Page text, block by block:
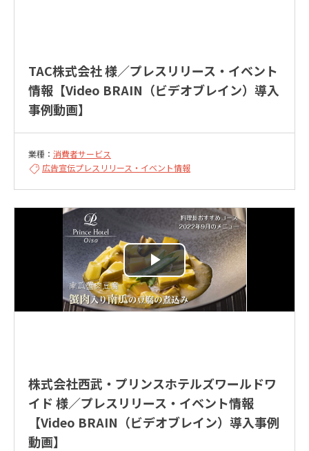
TAC株式会社 様／プレスリリース・イベント
情報【Video BRAIN（ビデオブレイン）導入
事例動画】
業種： 消費者サービス
広告宣伝プレスリリース・イベント情報
株式会社西武・プリンスホテルズワールドワ
イド 様／プレスリリース・イベント情報
【Video BRAIN（ビデオブレイン）導入事例
動画】